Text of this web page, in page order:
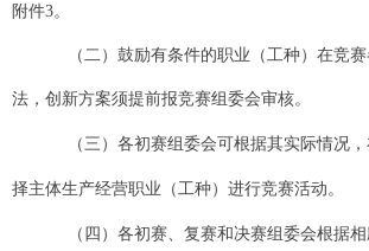
附件3。
（二）鼓励有条件的职业（工种）在竞
法，创新方案须提前报竞赛组委会审核。
（三）各初赛组委会可根据其实际情况
择主体生产经营职业（工种）进行竞赛活动。
（四）各初赛、复赛和决赛组委会根据